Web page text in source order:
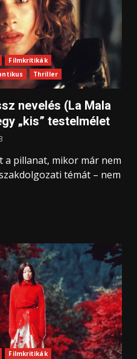
Filmkritikák
Thriller
nevelés (La Mala
„kis” testelmélet
a pillanat, mikor már nem
témát – nem
Filmkritikák